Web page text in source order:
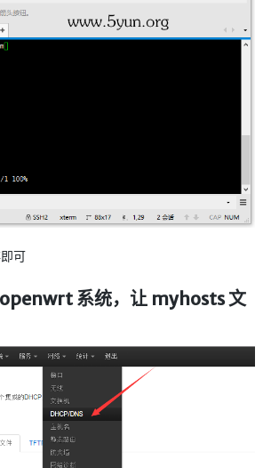
可
系统，让 myhosts 文
合
视
听
放下载
载备用一
载备用二
载备用三